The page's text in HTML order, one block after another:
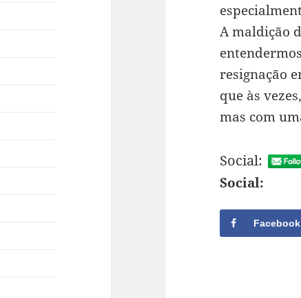
A maldição
resignação
que às
mas com
Social:
Social:
Facebook